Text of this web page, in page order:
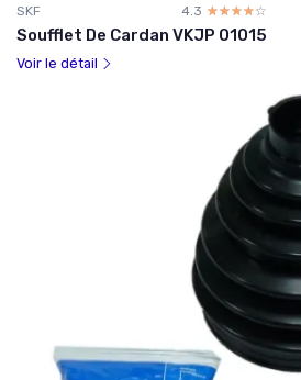
SKF 4.3 ☆☆☆☆☆
★★★★★
Soufflet De Cardan VKJP 01015
Voir le détail